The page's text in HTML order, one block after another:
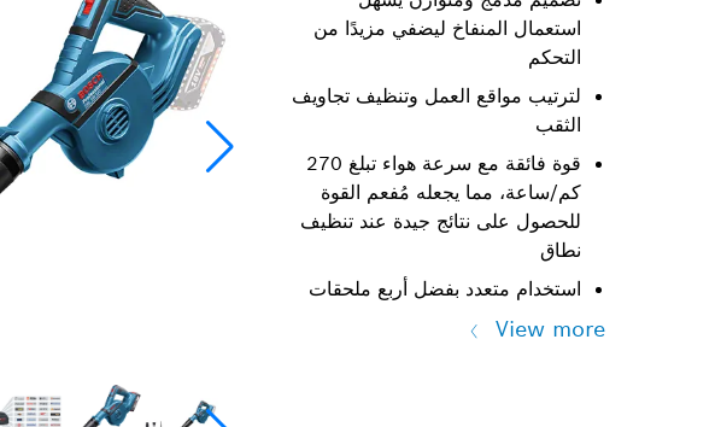
استعمال المنفاخ ليضفي مزيدًا من
التحكم
لترتيب مواقع العمل وتنظيف تجاويف
الثقب
قوة فائقة مع سرعة هواء تبلغ 270
كم/ساعة، مما يجعله مُفعم القوة
للحصول على نتائج جيدة عند تنظيف
نطاق
استخدام متعدد بفضل أربع ملحقات
View more